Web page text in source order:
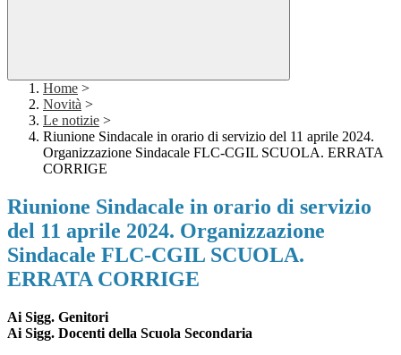
Home >
Novità >
Le notizie >
Riunione Sindacale in orario di servizio del 11 aprile 2024.
Organizzazione Sindacale FLC-CGIL SCUOLA. ERRATA
CORRIGE
Riunione Sindacale in orario di servizio
del 11 aprile 2024. Organizzazione
Sindacale FLC-CGIL SCUOLA.
ERRATA CORRIGE
Ai Sigg. Genitori
Ai Sigg. Docenti della Scuola Secondaria